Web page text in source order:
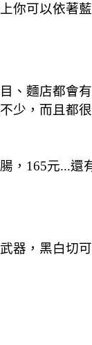
你可以依著
、麵店都會
少，而且都
，165元...還
器，黑白切